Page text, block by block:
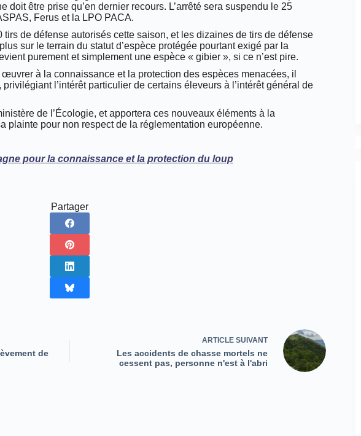
doit être prise qu’en dernier recours. L’arrêté sera suspendu le 25
Ferus et la LPO PACA.
de défense autorisés cette saison, et les dizaines de tirs de défense
sur le terrain du statut d’espèce protégée pourtant exigé par la
purement et simplement une espèce « gibier », si ce n’est pire.
à la connaissance et la protection des espèces menacées, il
l’intérêt particulier de certains éleveurs à l’intérêt général de
de l’Écologie, et apportera ces nouveaux éléments à la
plainte pour non respect de la réglementation européenne.
pour la connaissance et la protection du loup
Partager
de
ARTICLESUIVANT
Les accidents de chasse mortels ne
cessent pas, personne n'est à l'abri